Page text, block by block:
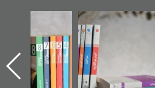
تصنيف موضوعي
للوثائق البريطانية
يقدمه «مركز أوال»
في سلسلة من 5
كتب
تصدر حصاد
الساحات 2019